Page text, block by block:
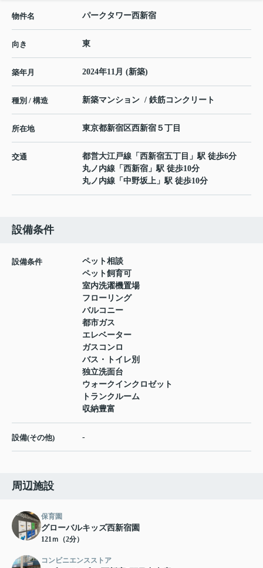
物件名 パークタワー西新宿
向き 東
築年月 2024年11月 (新築)
種別 / 構造 新築マンション / 鉄筋コンクリート
所在地 東京都新宿区西新宿 ５丁目
交通 都営大江戸線 「 西新宿五丁目 」駅 徒歩6分
丸ノ内線 「 西新宿 」駅 徒歩10分
丸ノ内線 「 中野坂上 」駅 徒歩10分
設備条件
設備条件
ペット相談
ペット飼育可
室内洗濯機置場
フローリング
バルコニー
都市ガス
エレベーター
ガスコンロ
バス・トイレ別
独立洗面台
ウォークインクロゼット
トランクルーム
収納豊富
設備(その他) -
周辺施設
保育園
グローバルキッズ西新宿園
121ｍ（2分）
コンビニエンスストア